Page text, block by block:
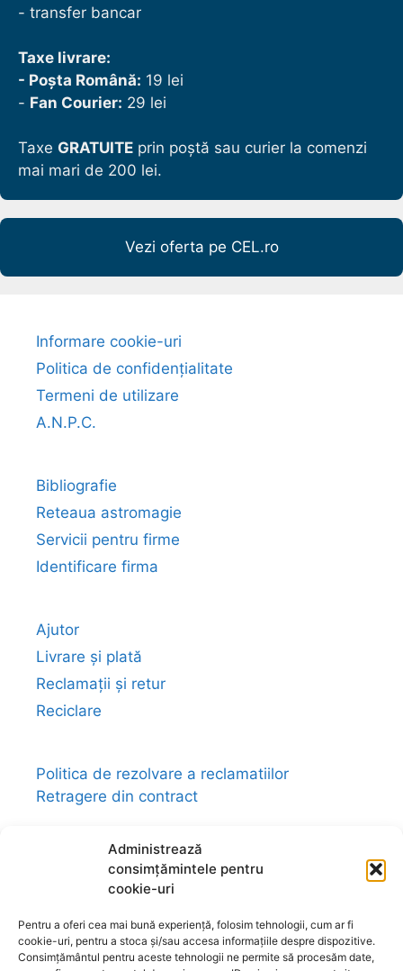
Administrează
consimțămintele pentru
cookie-uri
Pentru a oferi cea mai bună experiență, folosim tehnologii, cum ar fi
cookie-uri, pentru a stoca și/sau accesa informațiile despre dispozitive.
Consimțământul pentru aceste tehnologii ne permite să procesăm date,
- transfer bancar
Taxe livrare:
- Poșta Română: 19 lei
- Fan Courier: 29 lei
Taxe GRATUITE prin poștă sau curier la comenzi
mai mari de 200 lei.
Vezi oferta pe CEL.ro
Informare cookie-uri
Politica de confidențialitate
Termeni de utilizare
A.N.P.C.
Bibliografie
Reteaua astromagie
Servicii pentru firme
Identificare firma
Ajutor
Livrare și plată
Reclamații și retur
Reciclare
Politica de rezolvare a reclamatiilor
Retragere din contract
Link-uri utile:magazin-fengshui.ro
bijuteriilor.com-talismane-amulete.com-
ezo-shop.com-universultarotului.com-